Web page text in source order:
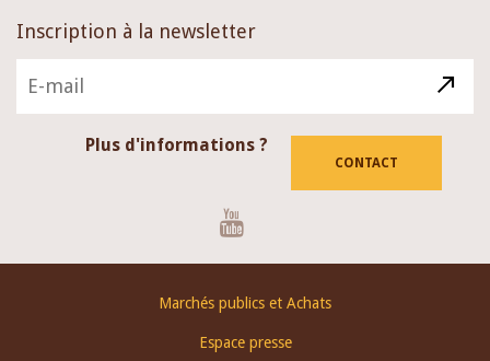
Inscription à la newsletter
Plus d'informations ?
CONTACT
Marchés publics et Achats
Espace presse